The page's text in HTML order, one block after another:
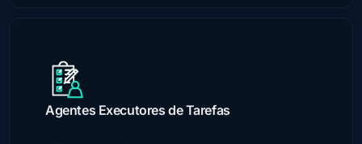
Agentes Executores de Tarefas